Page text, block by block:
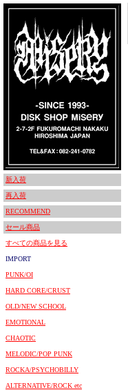
新入荷
再入荷
RECOMMEND
セール商品
すべての商品を見る
IMPORT
PUNK/OI
HARD CORE/CRUST
OLD/NEW SCHOOL
EMOTIONAL
CHAOTIC
MELODIC/POP PUNK
ROCKA/PSYCHOBILLY
ALTERNATIVE/ROCK etc